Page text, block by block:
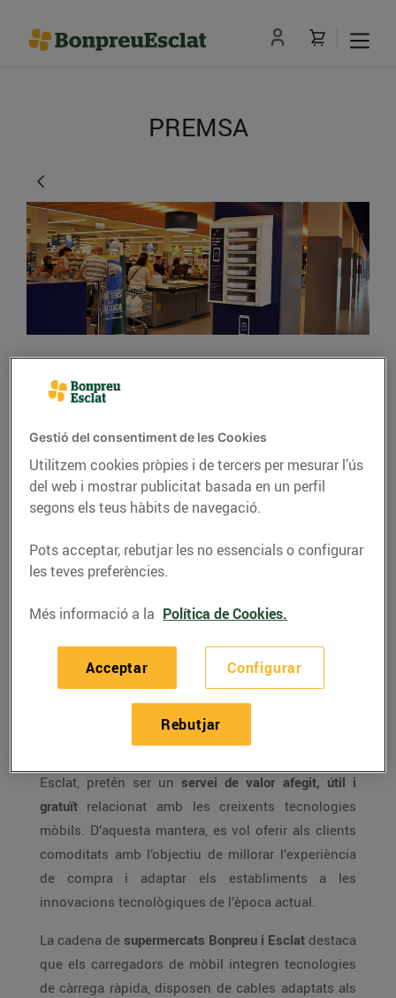
PREMSA
El Grup Bon Preu
incorpora carregadors
de mòbils gratuïts als
seus supermercats
27/de gener/2017
La cadena catalana de supermercats ja disposa
d’estacions de càrrega gratuïta en diferents
valor afegit als seus clients
Grup Bon Preu
ha iniciat la implementació
estacions de càrrega per a mòbilsa través d’un
sistema de consignes de seguretat en el seus
supermercats. La iniciativa, que inicialment ja s’ha
Esclat, pretén ser un servei de valor afegit, útil i
gratuït relacionat amb les creixents tecnologies
mòbils. D’aquesta mantera, es vol oferir als clients
comoditats amb l’objectiu de millorar l’experiència
de compra i adaptar els establiments a les
innovacions tecnològiques de l’època actual.
La cadena de supermercats Bonpreu i Esclat destaca
que els carregadors de mòbil integren tecnologies
de càrrega ràpida, disposen de cables adaptats als
Gestió del consentiment de les Cookies
Utilitzem cookies pròpies i de tercers per mesurar l’ús
del web i mostrar publicitat basada en un perfil
segons els teus hàbits de navegació.
Pots acceptar, rebutjar les no essencials o configurar
les teves preferències.
Més informació a la Política de Cookies.
Configurar
Rebutjar
Acceptar